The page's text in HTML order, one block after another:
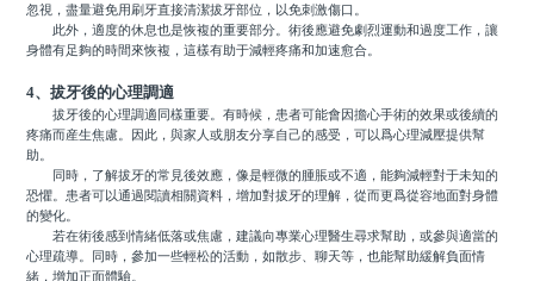
忽視，盡量避免用刷牙直接清潔拔牙部位，以免刺激傷口。
此外，適度的休息也是恢複的重要部分。術後應避免劇烈運動和過度工作，讓
身體有足夠的時間來恢複，這樣有助于減輕疼痛和加速愈合。
4、拔牙後的心理調適
拔牙後的心理調適同樣重要。有時候，患者可能會因擔心手術的效果或後續的
疼痛而産生焦慮。因此，與家人或朋友分享自己的感受，可以爲心理減壓提供幫
助。
同時，了解拔牙的常見後效應，像是輕微的腫脹或不適，能夠減輕對于未知的
恐懼。患者可以通過閱讀相關資料，增加對拔牙的理解，從而更爲從容地面對身體
的變化。
若在術後感到情緒低落或焦慮，建議向專業心理醫生尋求幫助，或參與適當的
心理疏導。同時，參加一些輕松的活動，如散步、聊天等，也能幫助緩解負面情
緒，增加正面體驗。